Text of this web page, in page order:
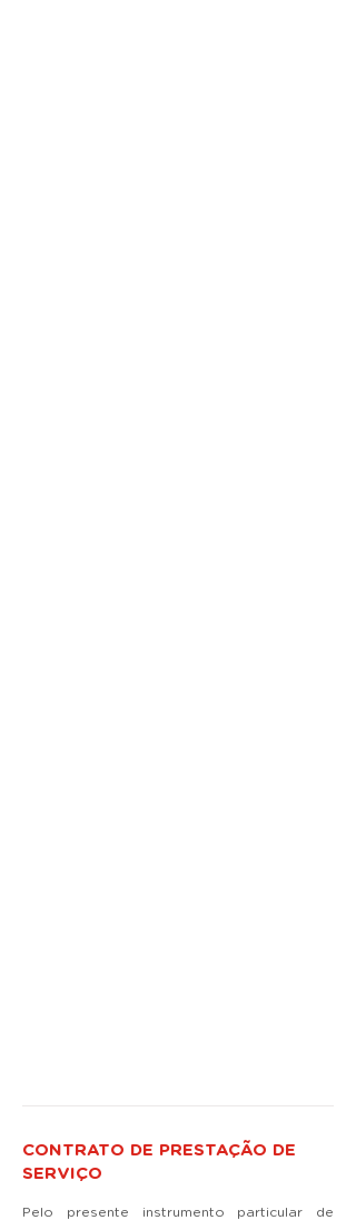
CONTRATO DE PRESTAÇÃO DE
SERVIÇO
Pelo presente instrumento particular de